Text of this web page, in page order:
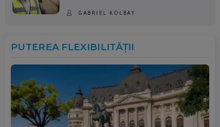
IERI, 18:03
România: Modificările la Legea
decarbonizării pot pune în pericol
banii din PNRR
Procesul lui Călin Georgescu și
Horațiu Potra poate începe. Înalta
Curte a respins toate
GABRIEL KOLBAY
PUTEREA FLEXIBILITĂȚII